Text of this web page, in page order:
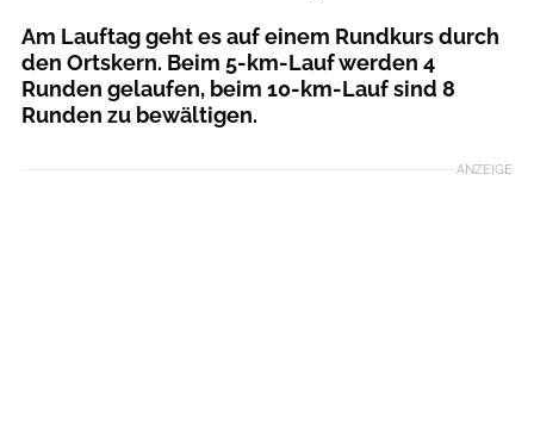
Am Lauftag geht es auf einem Rundkurs durch
den Ortskern. Beim 5-km-Lauf werden 4
Runden gelaufen, beim 10-km-Lauf sind 8
Runden zu bewältigen.
ANZEIGE